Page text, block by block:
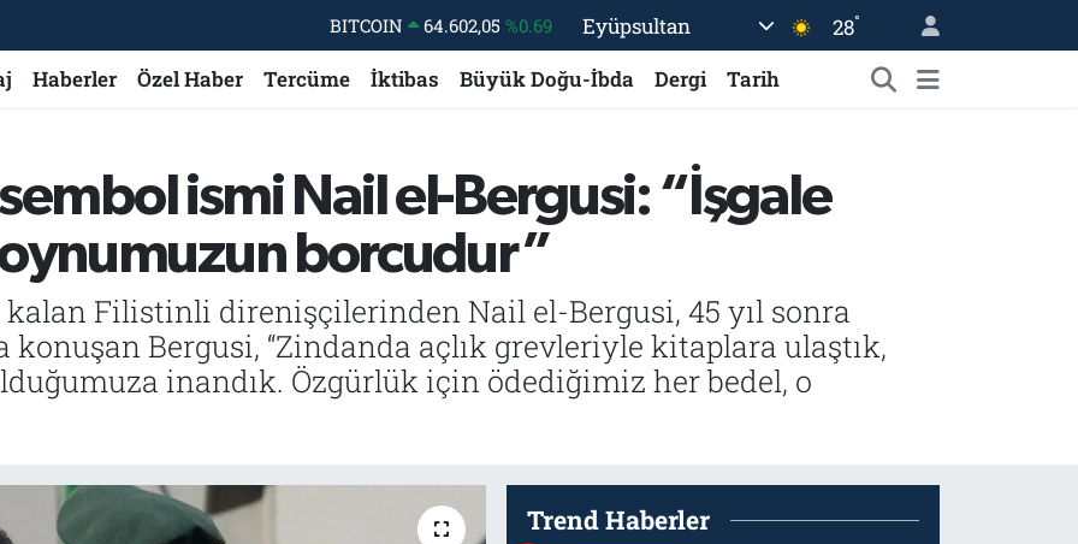
DOLAR 47,5986 %0.06
EURO
55,0700 %0.1
BİST100
13.703 %0
BITCOIN
64.602,05 %0.69
Eyüpsultan 28°
Haberler Özel Haber Tercüme İktibas Büyük Doğu-İbda Dergi Tarih
sembol ismi Nail el-Bergusi: “İşgale
borcudur”
Filistinli direnişçilerinden Nail el-Bergusi, 45 yıl sonra
konuşan Bergusi, “Zindanda açlık grevleriyle kitaplara ulaştık,
inandık. Özgürlük için ödediğimiz her bedel, o
Trend Haberler